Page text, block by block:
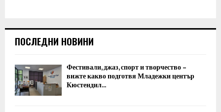
ПОСЛЕДНИ НОВИНИ
Фестивали, джаз, спорт и творчество –
вижте какво подготвя Младежки център
Кюстендил...